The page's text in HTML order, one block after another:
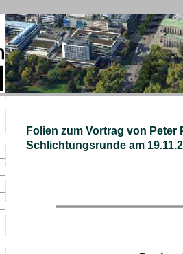
Folien zum Vortrag von Peter
Schlichtungsrunde am